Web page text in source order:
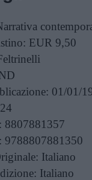
EUR 9,50
01/01/
8807881357
9788807881350
Italiano
Italiano